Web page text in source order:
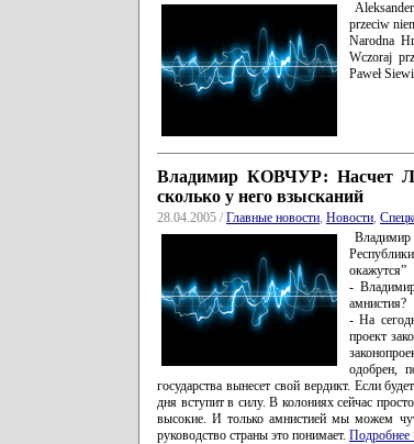
przeciw
Narodna
Wczoraj
Paweł
Владимир КОВЧУР: Насчет
сколько у него взысканий
28.04.2005 / Главные новости Новости
окажутся”
-
амнистия?
- На
проект
одобрен,
государства вынесет свой вердикт. Если
дня вступит в силу. В колониях сейчас
высокие. И только амнистией мы можем
руководство страны это понимает. Подробнее